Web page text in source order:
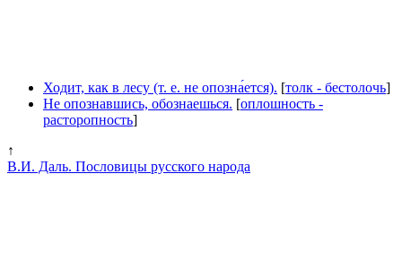
Ходит, как в лесу (т. е. не опозна́ется). [толк - бестолочь]
Не опознавшись, обознаешься. [оплошность -
расторопность]
↑
В.И. Даль. Пословицы русского народа